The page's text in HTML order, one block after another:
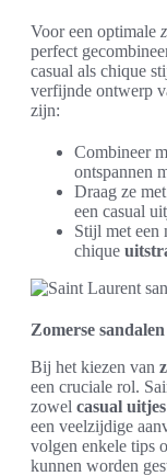
Voor een optimale
perfect
casual als chique
verfijnde ontwerp
zijn:
Combineer
ontspannen
Draag ze
een casual
Stijl met een
chique
Zomerse
Bij het kiezen van
een cruciale rol.
zowel casual uitjes
een veelzijdige
volgen enkele tips
kunnen worden